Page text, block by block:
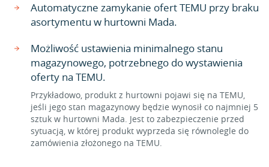
Automatyczne zamykanie ofert TEMU przy braku
asortymentu w hurtowni Mada.
Możliwość ustawienia minimalnego stanu
magazynowego, potrzebnego do wystawienia
oferty na TEMU.
Przykładowo, produkt z hurtowni pojawi się na TEMU,
jeśli jego stan magazynowy będzie wynosił co najmniej 5
sztuk w hurtowni Mada. Jest to zabezpieczenie przed
sytuacją, w której produkt wyprzeda się równolegle do
zamówienia złożonego na TEMU.